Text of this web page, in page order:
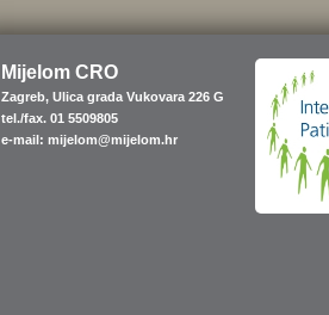
Mijelom CRO
Zagreb, Ulica grada Vukovara 226 G
tel./fax. 01 5509805
e-mail: mijelom@mijelom.hr